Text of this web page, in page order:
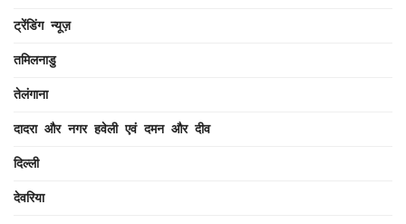
ट्रेंडिंग न्यूज़
तमिलनाडु
तेलंगाना
दादरा और नगर हवेली एवं दमन और दीव
दिल्ली
देवरिया